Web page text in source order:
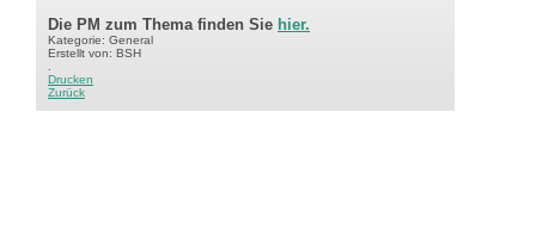
Die PM zum Thema finden Sie hier.
Kategorie: General
Erstellt von: BSH
Drucken
Zurück